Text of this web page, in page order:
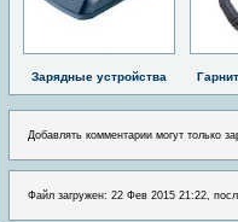
Зарядные устройства
Добавлять комментарии могут только
Файл загружен: 22 Фев 2015 21:22,